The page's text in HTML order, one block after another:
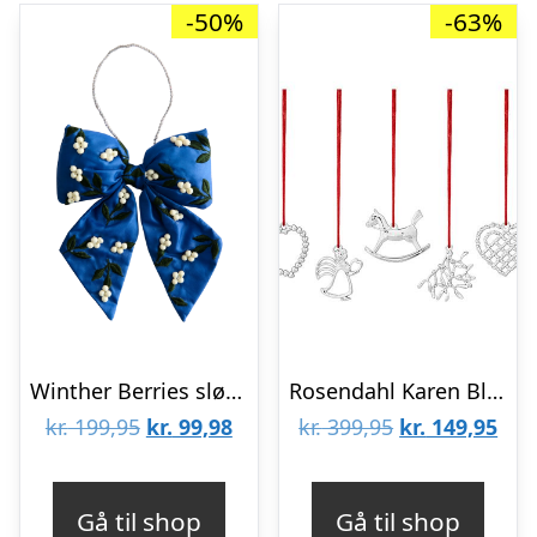
-50%
Winther Berries sløjfe juleophæng
kr.199,95 Den
kr. 99,98Den
Gå til shop
-63%
Rosendahl Karen Blixens Jul sampak 2021 : Erling Christensen Møbler
kr.399,95 Den
kr. 149,95Den
Gå til shop